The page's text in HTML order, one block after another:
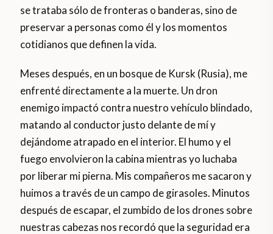
se trataba sólo de fronteras o banderas, sino de
preservar a personas como él y los momentos
cotidianos que definen la vida.
Meses después, en un bosque de Kursk (Rusia), me
enfrenté directamente a la muerte. Un dron
enemigo impactó contra nuestro vehículo blindado,
matando al conductor justo delante de mí y
dejándome atrapado en el interior. El humo y el
fuego envolvieron la cabina mientras yo luchaba
por liberar mi pierna. Mis compañeros me sacaron y
huimos a través de un campo de girasoles. Minutos
después de escapar, el zumbido de los drones sobre
nuestras cabezas nos recordó que la seguridad era